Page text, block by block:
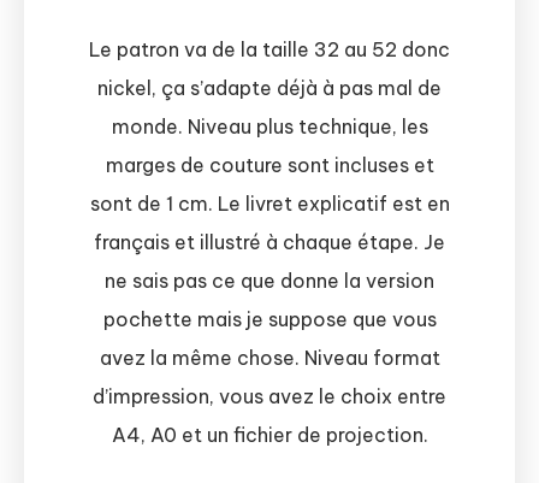
Le patron va de la taille 32 au 52 donc
nickel, ça s’adapte déjà à pas mal de
monde. Niveau plus technique, les
marges de couture sont incluses et
sont de 1 cm. Le livret explicatif est en
français et illustré à chaque étape. Je
ne sais pas ce que donne la version
pochette mais je suppose que vous
avez la même chose. Niveau format
d’impression, vous avez le choix entre
A4, A0 et un fichier de projection.